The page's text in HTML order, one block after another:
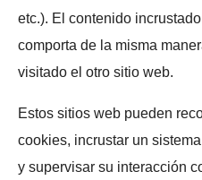
etc.). El contenido
comporta de la misma
visitado el otro sitio web.
Estos sitios web pueden
cookies, incrustar un
y supervisar su interacción